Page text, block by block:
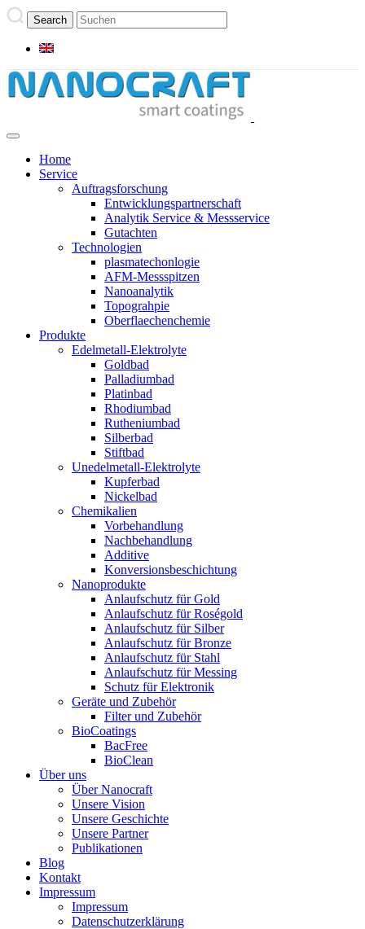
Home
Service
Auftragsforschung
Entwicklungspartnerschaft
Analytik Service & Messservice
Gutachten
Technologien
plasmatechonlogie
AFM-Messspitzen
Nanoanalytik
Topograhpie
Oberflaechenchemie
Produkte
Edelmetall-Elektrolyte
Goldbad
Palladiumbad
Platinbad
Rhodiumbad
Rutheniumbad
Silberbad
Stiftbad
Unedelmetall-Elektrolyte
Kupferbad
Nickelbad
Chemikalien
Vorbehandlung
Nachbehandlung
Additive
Konversionsbeschichtung
Nanoprodukte
Anlaufschutz für Gold
Anlaufschutz für Roségold
Anlaufschutz für Silber
Anlaufschutz für Bronze
Anlaufschutz für Stahl
Anlaufschutz für Messing
Schutz für Elektronik
Geräte und Zubehör
Filter und Zubehör
BioCoatings
BacFree
BioClean
Über uns
Über Nanocraft
Unsere Vision
Unsere Geschichte
Unsere Partner
Publikationen
Blog
Kontakt
Impressum
Impressum
Datenschutzerklärung